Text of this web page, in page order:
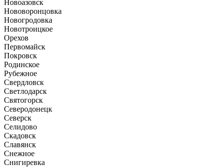
Новоазовск
Нововоронцовка
Новогродовка
Новотроицкое
Орехов
Первомайск
Покровск
Родинское
Рубежное
Свердловск
Светлодарск
Святогорск
Северодонецк
Северск
Селидово
Скадовск
Славянск
Снежное
Снигиревка